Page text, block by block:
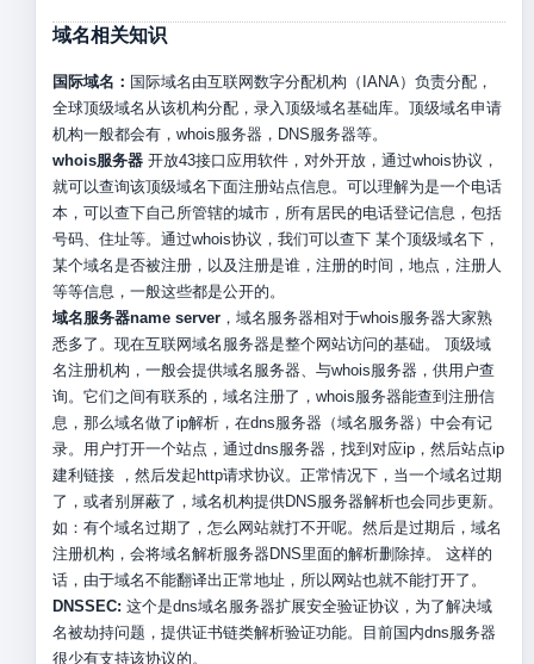
域名相关知识
国际域名： 国际域名由互联网数字分配机构（IANA）负责分配，
全球顶级域名从该机构分配，录入顶级域名基础库。顶级域名申请
机构一般都会有，whois服务器，DNS服务器等。
whois服务器开放43接口应用软件，对外开放，通过whois协议，
就可以查询该顶级域名下面注册站点信息。可以理解为是一个电话
本，可以查下自己所管辖的城市，所有居民的电话登记信息，包括
号码、住址等。通过whois协议，我们可以查下 某个顶级域名下，
某个域名是否被注册，以及注册是谁，注册的时间，地点，注册人
等等信息，一般这些都是公开的。
域名服务器name server，域名服务器相对于whois服务器大家熟
悉多了。现在互联网域名服务器是整个网站访问的基础。 顶级域
名注册机构，一般会提供域名服务器、与whois服务器，供用户查
询。它们之间有联系的，域名注册了，whois服务器能查到注册信
息，那么域名做了ip解析，在dns服务器（域名服务器）中会有记
录。用户打开一个站点，通过dns服务器，找到对应ip，然后站点ip
建利链接 ，然后发起http请求协议。正常情况下，当一个域名过期
了，或者别屏蔽了，域名机构提供DNS服务器解析也会同步更新。
如：有个域名过期了，怎么网站就打不开呢。然后是过期后，域名
注册机构，会将域名解析服务器DNS里面的解析删除掉。 这样的
话，由于域名不能翻译出正常地址，所以网站也就不能打开了。
DNSSEC: 这个是dns域名服务器扩展安全验证协议，为了解决域
名被劫持问题，提供证书链类解析验证功能。目前国内dns服务器
很少有支持该协议的。